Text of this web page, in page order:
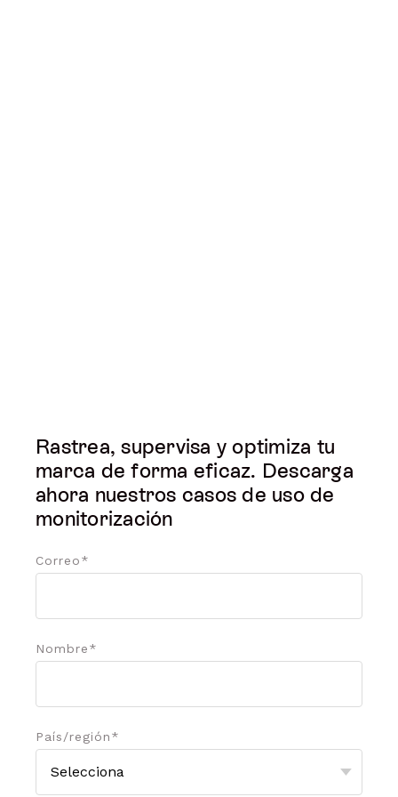
Rastrea, supervisa y optimiza tu
marca de forma eficaz. Descarga
ahora nuestros casos de uso de
monitorización
Correo*
Nombre*
País/región*